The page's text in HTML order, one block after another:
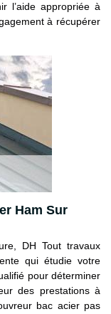
l’aide appropriée à
à récupérer
Ham Sur
DH Tout travaux
qui étudie votre
pour déterminer
des prestations à
bac acier pas